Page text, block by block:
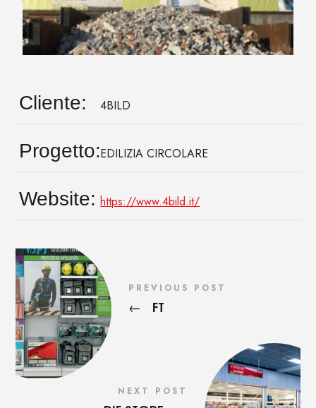
Cliente: 4BILD
Progetto:EDILIZIA CIRCOLARE
Website: https://www.4bild.it/
PREVIOUS POST
← FT
NEXT POST